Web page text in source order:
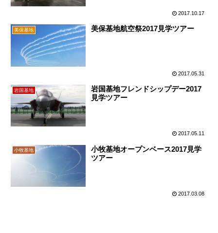
2017.10.17
美保基地 美保基地航空祭2017見学ツアー
2017.05.31
岩国基地
岩国基地フレンドシップデー2017
見学ツアー
2017.05.11
小牧基地
小牧基地オープンベース2017見学
ツアー
2017.03.08